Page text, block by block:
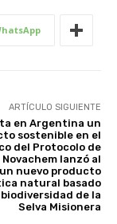
ARTÍCULO SIGUIENTE
en Argentina un
sostenible en el
del Protocolo de
Novachem lanzó al
nuevo producto
natural basado
biodiversidad de la
Selva Misionera